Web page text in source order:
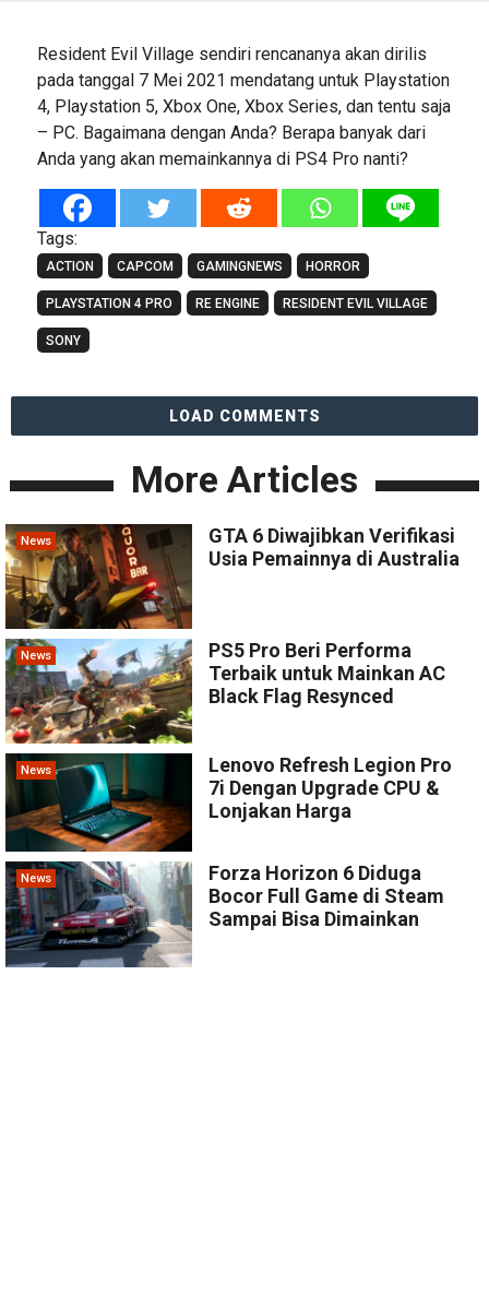
Resident Evil Village sendiri rencananya akan dirilis
pada tanggal 7 Mei 2021 mendatang untuk Playstation
4, Playstation 5, Xbox One, Xbox Series, dan tentu saja
– PC. Bagaimana dengan Anda? Berapa banyak dari
Anda yang akan memainkannya di PS4 Pro nanti?
Tags:
ACTION CAPCOM GAMINGNEWS HORROR
PLAYSTATION 4 PRO RE ENGINE RESIDENT EVIL VILLAGE
SONY
LOAD COMMENTS
More Articles
News
GTA 6 Diwajibkan Verifikasi
Usia Pemainnya di Australia
News
PS5 Pro Beri Performa
Terbaik untuk Mainkan AC
Black Flag Resynced
News
Lenovo Refresh Legion Pro
7i Dengan Upgrade CPU &
Lonjakan Harga
News
Forza Horizon 6 Diduga
Bocor Full Game di Steam
Sampai Bisa Dimainkan